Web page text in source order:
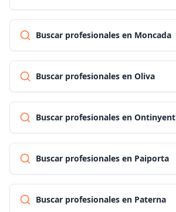
Buscar profesionales en Moncada
Buscar profesionales en Oliva
Buscar profesionales en Ontinyent
Buscar profesionales en Paiporta
Buscar profesionales en Paterna